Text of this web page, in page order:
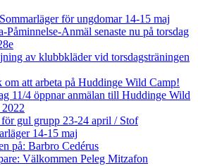
för ungdomar 14-15 maj
Påminnelse-Anmäl senaste nu på torsdag
av klubbkläder vid torsdagsträningen
om att arbeta på Huddinge Wild Camp!
11/4 öppnar anmälan till Huddinge Wild
gul grupp 23-24 april / Stof
14-15 maj
på: Barbro Cedérus
Välkommen Peleg Mitzafon